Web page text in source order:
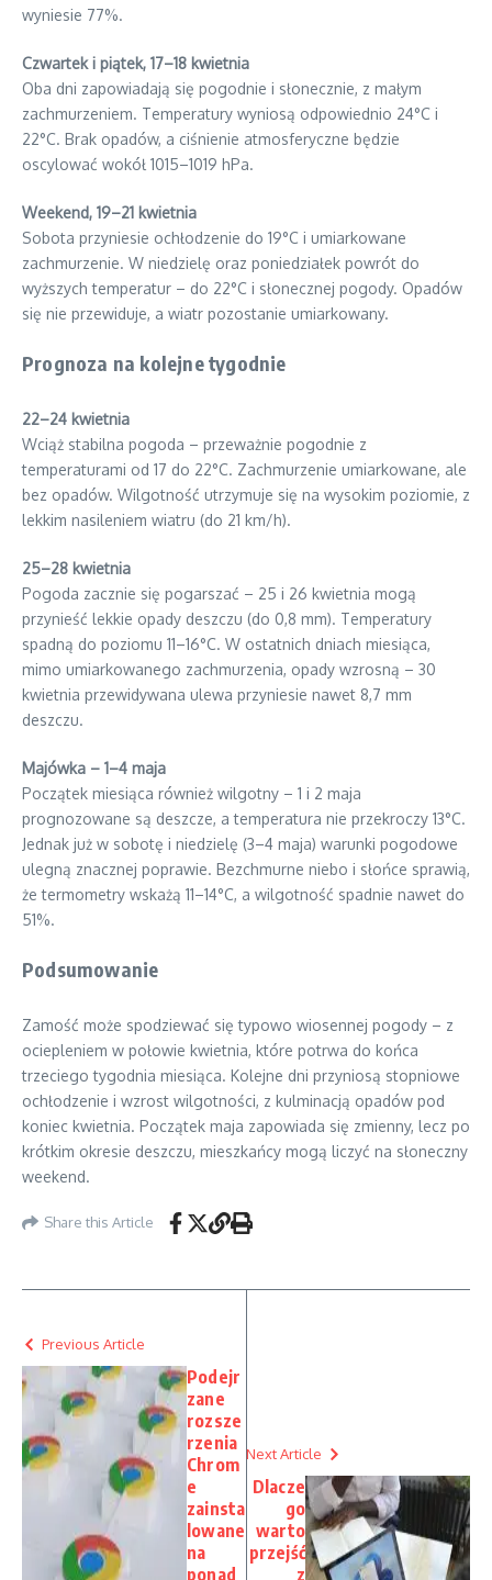
wyniesie 77%.
Czwartek i piątek, 17–18 kwietnia
Oba dni zapowiadają się pogodnie i słonecznie, z małym
zachmurzeniem. Temperatury wyniosą odpowiednio 24°C i
22°C. Brak opadów, a ciśnienie atmosferyczne będzie
oscylować wokół 1015–1019 hPa.
Weekend, 19–21 kwietnia
Sobota przyniesie ochłodzenie do 19°C i umiarkowane
zachmurzenie. W niedzielę oraz poniedziałek powrót do
wyższych temperatur – do 22°C i słonecznej pogody. Opadów
się nie przewiduje, a wiatr pozostanie umiarkowany.
Prognoza na kolejne tygodnie
22–24 kwietnia
Wciąż stabilna pogoda – przeważnie pogodnie z
temperaturami od 17 do 22°C. Zachmurzenie umiarkowane, ale
bez opadów. Wilgotność utrzymuje się na wysokim poziomie, z
lekkim nasileniem wiatru (do 21 km/h).
25–28 kwietnia
Pogoda zacznie się pogarszać – 25 i 26 kwietnia mogą
przynieść lekkie opady deszczu (do 0,8 mm). Temperatury
spadną do poziomu 11–16°C. W ostatnich dniach miesiąca,
mimo umiarkowanego zachmurzenia, opady wzrosną – 30
kwietnia przewidywana ulewa przyniesie nawet 8,7 mm
deszczu.
Majówka – 1–4 maja
Początek miesiąca również wilgotny – 1 i 2 maja
prognozowane są deszcze, a temperatura nie przekroczy 13°C.
Jednak już w sobotę i niedzielę (3–4 maja) warunki pogodowe
ulegną znacznej poprawie. Bezchmurne niebo i słońce sprawią,
że termometry wskażą 11–14°C, a wilgotność spadnie nawet do
51%.
Podsumowanie
Zamość może spodziewać się typowo wiosennej pogody – z
ociepleniem w połowie kwietnia, które potrwa do końca
trzeciego tygodnia miesiąca. Kolejne dni przyniosą stopniowe
ochłodzenie i wzrost wilgotności, z kulminacją opadów pod
koniec kwietnia. Początek maja zapowiada się zmienny, lecz po
krótkim okresie deszczu, mieszkańcy mogą liczyć na słoneczny
weekend.
Share this Article
Previous Article
Podejr
zane
rozsze
rzenia
Chrom
e
zainsta
lowane
na
ponad
Next Article
Dlacze
go
warto
przejść
z